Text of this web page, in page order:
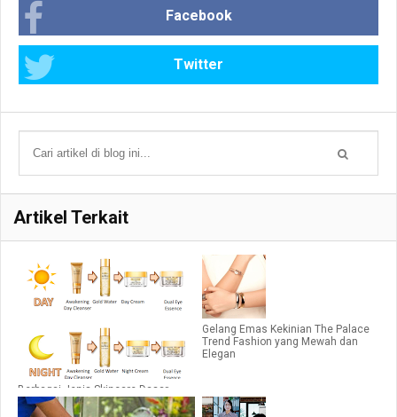
Facebook
Twitter
Artikel Terkait
Berbagai Jenis Skincare Dasar
Untuk Kulit Cantikmu
Gelang Emas Kekinian The Palace
Trend Fashion yang Mewah dan
Elegan